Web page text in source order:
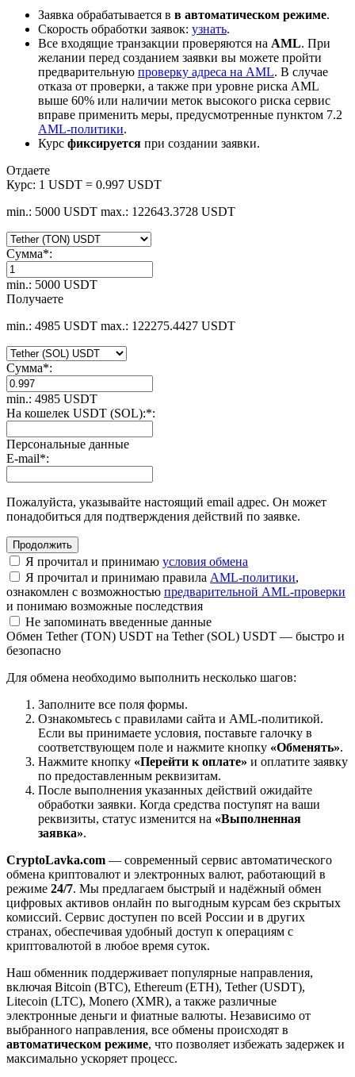
Заявка обрабатывается в в автоматическом режиме.
Скорость обработки заявок: узнать.
Все входящие транзакции проверяются на AML. При
желании перед созданием заявки вы можете пройти
предварительную проверку адреса на AML. В случае
отказа от проверки, а также при уровне риска AML
выше 60% или наличии меток высокого риска сервис
вправе применить меры, предусмотренные пунктом 7.2
AML-политики.
Курс фиксируется при создании заявки.
Отдаете
Курс: 1 USDT = 0.997 USDT
min.: 5000 USDT max.: 122643.3728 USDT
Сумма*:
min.: 5000 USDT
Получаете
min.: 4985 USDT max.: 122275.4427 USDT
Сумма*:
min.: 4985 USDT
На кошелек USDT (SOL):*:
Персональные данные
E-mail*:
Пожалуйста, указывайте настоящий email адрес. Он может
понадобиться для подтверждения действий по заявке.
Я прочитал и принимаю условия обмена
Я прочитал и принимаю правила AML-политики,
ознакомлен с возможностью предварительной AML-проверки
и понимаю возможные последствия
Не запоминать введенные данные
Обмен Tether (TON) USDT на Tether (SOL) USDT — быстро и
безопасно
Для обмена необходимо выполнить несколько шагов:
Заполните все поля формы.
Ознакомьтесь с правилами сайта и AML-политикой.
Если вы принимаете условия, поставьте галочку в
соответствующем поле и нажмите кнопку «Обменять».
Нажмите кнопку «Перейти к оплате» и оплатите заявку
по предоставленным реквизитам.
После выполнения указанных действий ожидайте
обработки заявки. Когда средства поступят на ваши
реквизиты, статус изменится на «Выполненная
заявка».
CryptoLavka.com — современный сервис автоматического
обмена криптовалют и электронных валют, работающий в
режиме 24/7. Мы предлагаем быстрый и надёжный обмен
цифровых активов онлайн по выгодным курсам без скрытых
комиссий. Сервис доступен по всей России и в других
странах, обеспечивая удобный доступ к операциям с
криптовалютой в любое время суток.
Наш обменник поддерживает популярные направления,
включая Bitcoin (BTC), Ethereum (ETH), Tether (USDT),
Litecoin (LTC), Monero (XMR), а также различные
электронные деньги и фиатные валюты. Независимо от
выбранного направления, все обмены происходят в
автоматическом режиме, что позволяет избежать задержек и
максимально ускоряет процесс.